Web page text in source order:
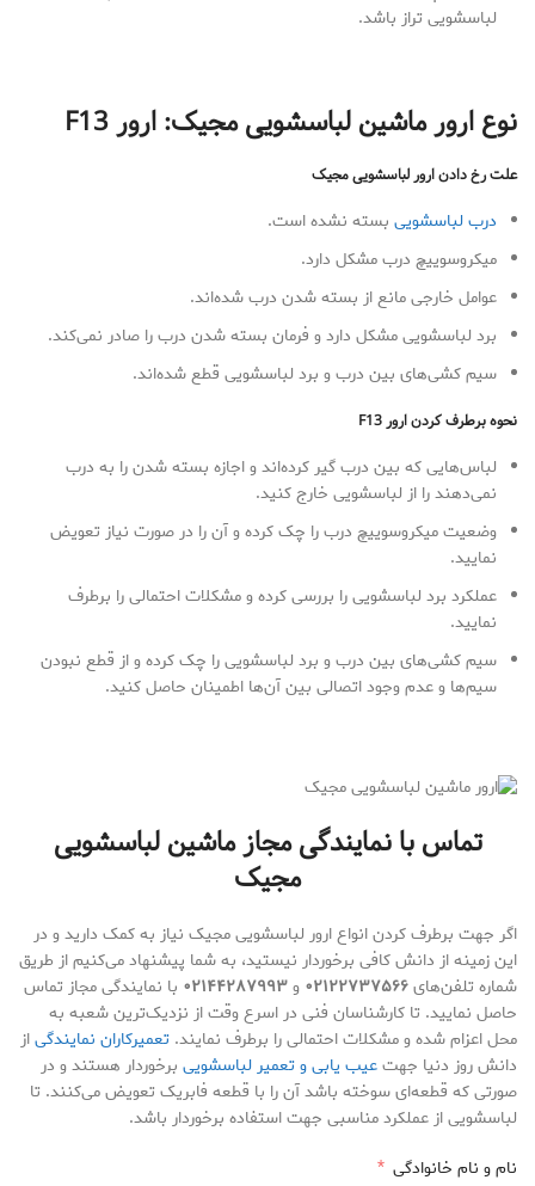
لباسشویی تراز باشد.
نوع ارور ماشین لباسشویی مجیک: ارورF13
علت رخ دادن ارور لباسشویی مجیک
درب لباسشویی بسته نشده است.
میکروسوییچ درب مشکل دارد.
عوامل خارجی مانع از بسته شدن درب شده‌اند.
برد لباسشویی مشکل دارد و فرمان بسته شدن درب را صادر نمی‌کند.
سیم کشی‌های بین درب و برد لباسشویی قطع شده‌اند.
نحوه برطرف کردن ارورF13
لباس‌هایی که بین درب گیر کرده‌اند و اجازه بسته شدن را به درب
نمی‌دهند را از لباسشویی خارج کنید.
وضعیت میکروسوییچ درب را چک کرده و آن را در صورت نیاز تعویض
نمایید.
عملکرد برد لباسشویی را بررسی کرده و مشکلات احتمالی را برطرف
نمایید.
سیم کشی‌های بین درب و برد لباسشویی را چک کرده و از قطع نبودن
سیم‌ها و عدم وجود اتصالی بین آن‌ها اطمینان حاصل کنید.
تماس با نمایندگی مجازماشین لباسشویی
مجیک
اگر جهت برطرف کردن انواع ارور لباسشویی مجیک نیاز به کمک دارید و در
این زمینه از دانش کافی برخوردار نیستید، به شما پیشنهاد می‌کنیم از طریق
شماره تلفن‌های۰۲۱۲۲۷۳۷۵۶۶ و۰۲۱۴۴۲۸۷۹۹۳ با نمایندگی مجاز تماس
حاصل نمایید. تا کارشناسان فنی در اسرع وقت از نزدیک‌ترین شعبه به
محل اعزام شده و مشکلات احتمالی را برطرف نمایند. تعمیرکاران نمایندگیاز
دانش روز دنیا جهتعیب یابی و تعمیر لباسشویی برخوردار هستند و در
صورتی که قطعه‌ای سوخته باشد آن را با قطعه فابریک تعویض می‌کنند. تا
لباسشویی از عملکرد مناسبی جهت استفاده برخوردار باشد.
نام و نام خانوادگی